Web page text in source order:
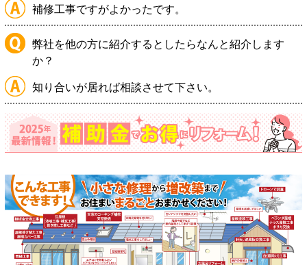
補修工事ですがよかったです。
弊社を他の方に紹介するとしたらなんと紹介します
か？
知り合いが居れば相談させて下さい。